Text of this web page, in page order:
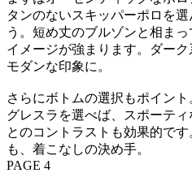
タンのないスキッパーポロを
う。短め丈のブルゾンと相ま
イメージが強まります。ダー
モダンな印象に。
さらにボトムの選択もポイン
グレスラを選べば、スポーテ
とのコントラストも効果的で
も、着こなしの決め手。
PAGE 4